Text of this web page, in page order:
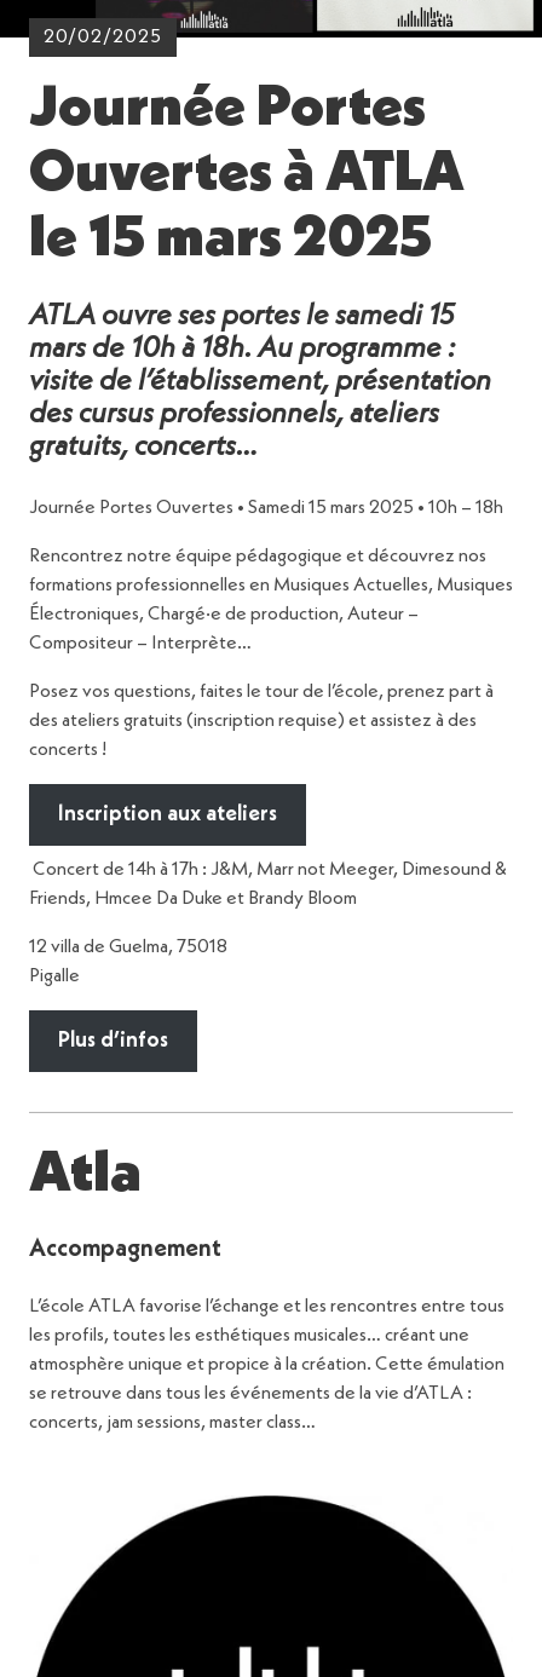
20/02/2025
Journée Portes
Ouvertes à ATLA
le 15 mars 2025
ATLA ouvre ses portes le samedi 15
mars de 10h à 18h. Au programme :
visite de l’établissement, présentation
des cursus professionnels, ateliers
gratuits, concerts…
Journée Portes Ouvertes • Samedi 15 mars 2025 • 10h – 18h
Rencontrez notre équipe pédagogique et découvrez nos
formations professionnelles en Musiques Actuelles, Musiques
Électroniques, Chargé·e de production, Auteur –
Compositeur – Interprète…
Posez vos questions, faites le tour de l’école, prenez part à
des ateliers gratuits (inscription requise) et assistez à des
concerts !
Inscription aux ateliers
Concert de 14h à 17h : J&M, Marr not Meeger, Dimesound &
Friends, Hmcee Da Duke et Brandy Bloom
12 villa de Guelma, 75018
Pigalle
Plus d’infos
Atla
Accompagnement
L’école ATLA favorise l’échange et les rencontres entre tous
les profils, toutes les esthétiques musicales… créant une
atmosphère unique et propice à la création. Cette émulation
se retrouve dans tous les événements de la vie d’ATLA :
concerts, jam sessions, master class…